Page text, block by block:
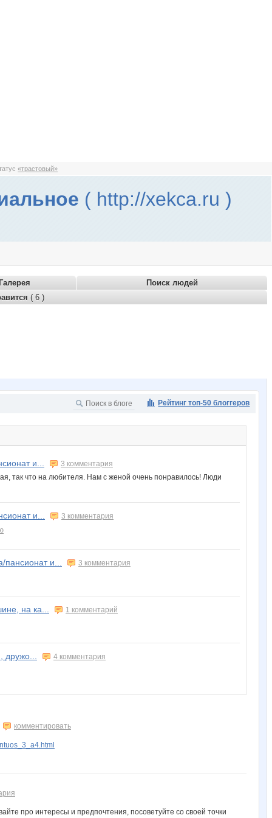
«трастовый»
( http://xekca.ru )
Поиск людей
( 6 )
Рейтинг топ-50 блоггеров
и...
3 комментария
так что на любителя. Нам с женой очень понравилось! Люди
и...
3 комментария
пансионат и... 3 комментария
на ка... 1 комментарий
дружо... 4 комментария
комментировать
про интересы и предпочтения, посоветуйте со своей точки